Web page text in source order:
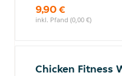
9,90 €
inkl. Pfand (0,00 €)
Chicken Fitness